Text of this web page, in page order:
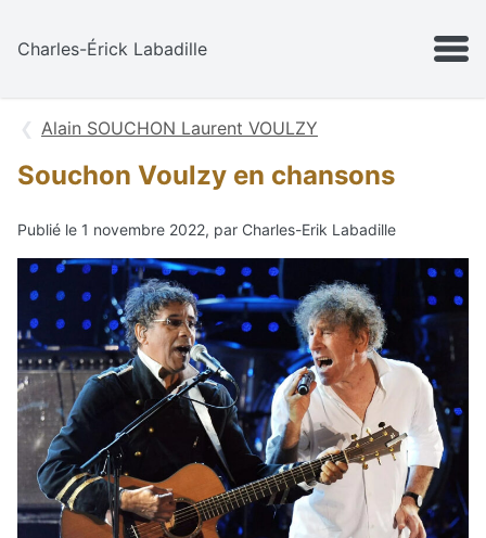
Charles-Érick Labadille
MENU
Alain SOUCHON Laurent VOULZY
Souchon Voulzy en chansons
Publié le 1 novembre 2022, par Charles-Erik Labadille